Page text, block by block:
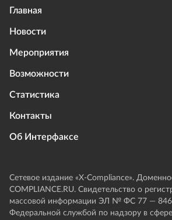
Главная
Новости
Мероприятия
Возможности
Статистика
Контакты
Об Интерфаксе
Сетевое издание «Х-Compliance».
COMPLIANCE.RU. Свидетельство о
массовой информации ЭЛ № ФС 77 —
Федеральной службой по надзору в сфере